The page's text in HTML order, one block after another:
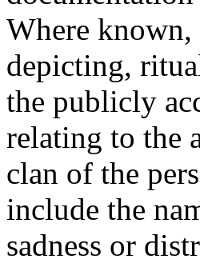
Where known,
depicting,
the publicly
relating to the
clan of the
include the
sadness or